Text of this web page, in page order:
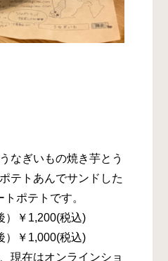
なぎいもの焼き芋とう
テトあんでサンドした
ポテトです。
）￥1,200(税込)
）￥1,000(税込)
現在はオンラインショ